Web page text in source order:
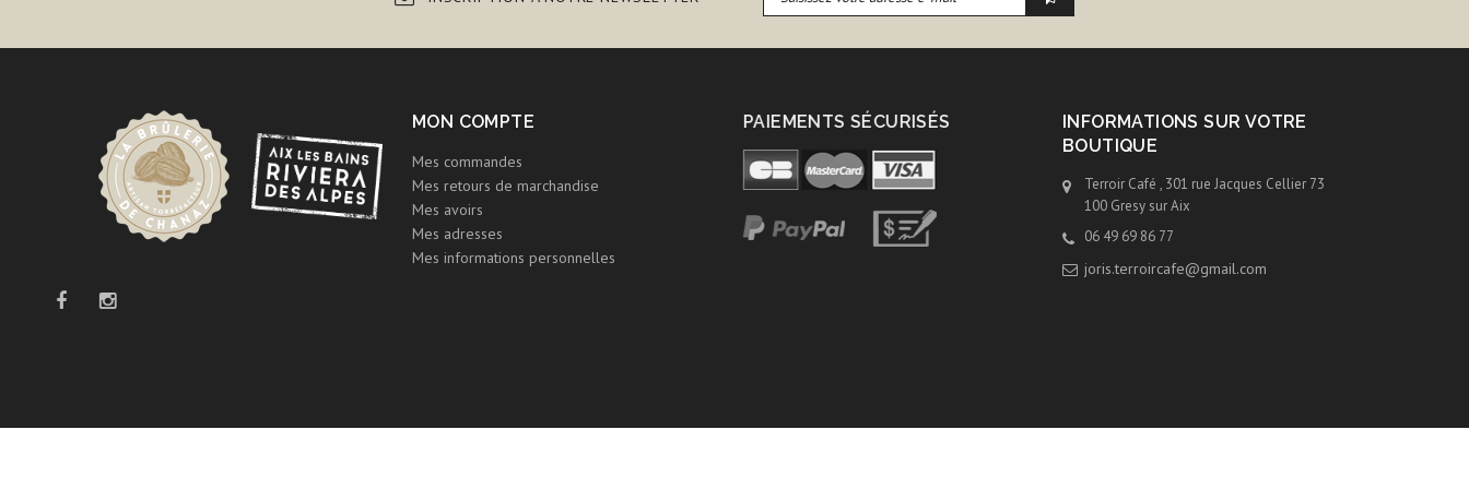
MON COMPTE
Mes commandes
Mes retours de marchandise
Mes avoirs
Mes adresses
Mes informations personnelles
INFORMATIONS SUR VOTRE
BOUTIQUE
Terroir Café , 301 rue Jacques Cellier 73
100 Gresy sur Aix
06 49 69 86 77
joris.terroircafe@gmail.com
PAIEMENTS SÉCURISÉS